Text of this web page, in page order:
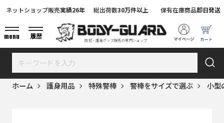
防犯・護身グッズ販売の専門ショップ
ネットショップ販売実績26年 総出荷数30万件以上 保有在庫商品即日発送
menu 履歴
ホーム 護身用品 特殊警棒 警棒をサイズで選ぶ 小型